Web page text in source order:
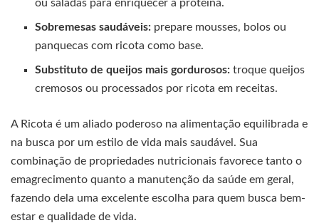
ou saladas para enriquecer a proteína.
Sobremesas saudáveis: prepare mousses, bolos ou
panquecas com ricota como base.
Substituto de queijos mais gordurosos: troque queijos
cremosos ou processados por ricota em receitas.
A Ricota é um aliado poderoso na alimentação equilibrada e
na busca por um estilo de vida mais saudável. Sua
combinação de propriedades nutricionais favorece tanto o
emagrecimento quanto a manutenção da saúde em geral,
fazendo dela uma excelente escolha para quem busca bem-
estar e qualidade de vida.